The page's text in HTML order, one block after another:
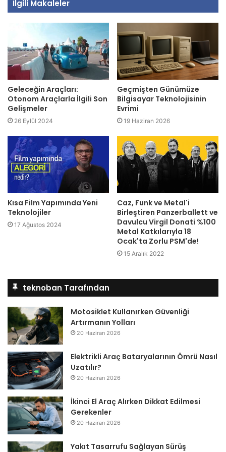
İlgili Makaleler
Geleceğin Araçları:
Otonom Araçlarla İlgili Son
Gelişmeler
26 Eylül 2024
Geçmişten Günümüze
Bilgisayar Teknolojisinin
Evrimi
19 Haziran 2026
Kısa Film Yapımında Yeni
Teknolojiler
17 Ağustos 2024
Caz, Funk ve Metal'i
Birleştiren Panzerballett ve
Davulcu Virgil Donati %100
Metal Katkılarıyla 18
Ocak'ta Zorlu PSM'de!
15 Aralık 2022
teknoban Tarafından
Motosiklet Kullanırken Güvenliği
Artırmanın Yolları
20 Haziran 2026
Elektrikli Araç Bataryalarının Ömrü Nasıl
Uzatılır?
20 Haziran 2026
İkinci El Araç Alırken Dikkat Edilmesi
Gerekenler
20 Haziran 2026
Yakıt Tasarrufu Sağlayan Sürüş